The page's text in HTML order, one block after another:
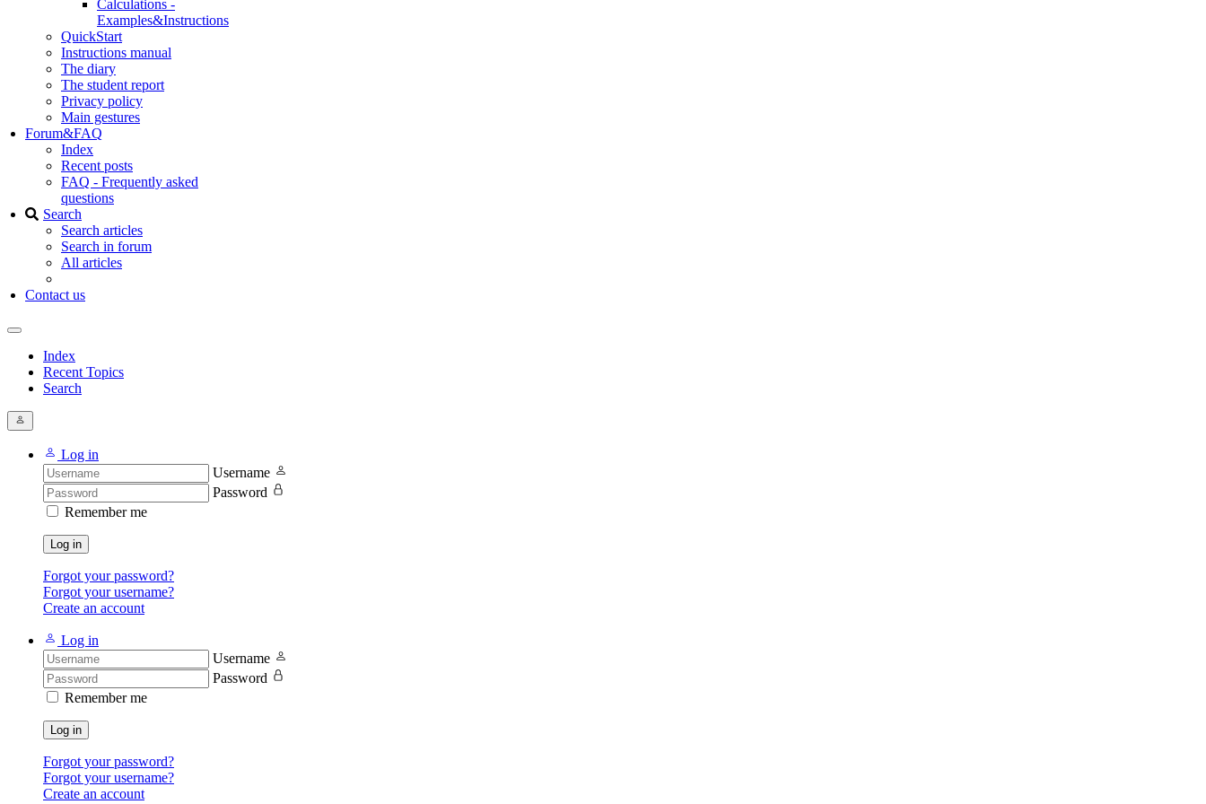
Calculations -
Examples&Instructions
QuickStart
Instructions manual
The diary
The student report
Privacy policy
Main gestures
Forum&FAQ
Index
Recent posts
FAQ - Frequently asked
questions
Search
Search articles
Search in forum
All articles
Contact us
Index
Recent Topics
Search
Log in
Username
Password
Remember me
Log in
Forgot your password?
Forgot your username?
Create an account
Log in
Username
Password
Remember me
Log in
Forgot your password?
Forgot your username?
Create an account